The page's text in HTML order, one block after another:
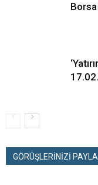
GÖRÜŞLERİNİZİ